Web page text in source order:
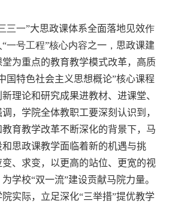
三一”大思政课体系全面落地见效作
一号工程”核心内容之一 ， 思政课建
为重点的教育教学模式改革，高质
国特色社会主义思想概论”核心课程
理论和研究成果进教材、进课堂、
，学院全体教职工要深刻认识到，
育教学改革不断深化的背景下，马
思政课教学面临着新的机遇与挑
、求变，以更高的站位、更宽的视
学校“双一流”建设贡献马院力量。
实际，立足深化“三举措”提优教学